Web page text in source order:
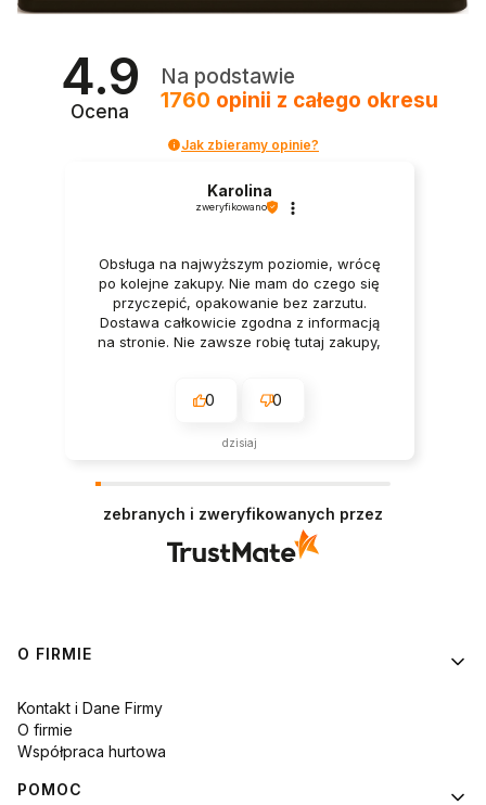
4.9
Ocena
Na podstawie
1760 opinii z całego okresu
Jak zbieramy opinie?
Karolina
zweryfikowano
Obsługa na najwyższym poziomie, wrócę
po kolejne zakupy. Nie mam do czego się
przyczepić, opakowanie bez zarzutu.
Dostawa całkowicie zgodna z informacją
na stronie. Nie zawsze robię tutaj zakupy,
0 0
dzisiaj
zebranych i zweryfikowanych przez
Linki w stopce
O FIRMIE
Kontakt i Dane Firmy
O firmie
Współpraca hurtowa
POMOC